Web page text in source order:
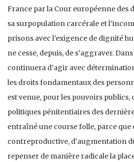
France par la Cour européenne des
sa surpopulation carcérale et
prisons avec l’exigence de dignité
ne cesse, depuis, de s’aggraver.
continuera d’agir avec
les droits fondamentaux des
est venue, pour les pouvoirs publics,
politiques pénitentiaires des
entraîné une course folle, parce que
contreproductive, d’augmentation
repenser de manière radicale la